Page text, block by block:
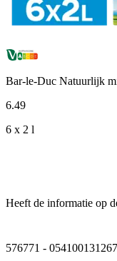
Bar-le-Duc Natuurlijk
6.49
6 x 2 l
Heeft de informatie op
576771 -